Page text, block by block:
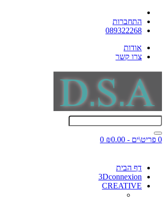
התחברות
089322268
אודות
צרו קשר
0 פריט\ים - ₪0.00 0
דף הבית
3Dconnexion
CREATIVE